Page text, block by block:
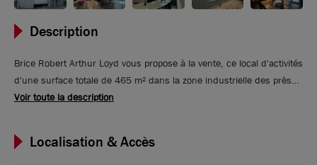
Description
Brice Robert Arthur Loyd vous propose à la vente, ce local d'activités
d'une surface totale de 465 m² dans la zone industrielle des près
secs à Lozanne. Le lot se compose d'une surface de stockage en
d'une surface de 155 m² de bureaux aménagés en mezzanine. 5
places de stationnement privatifs.
Voir toute la description
Localisation & Accès